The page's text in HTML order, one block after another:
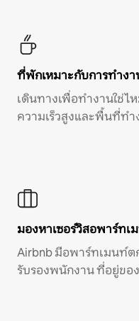
ที่พักเหมาะกับการทำง
เดินทางเพื่อทำงานใช่ไ
ความเร็วสูงและพื้นที่ทำ
มองหาเซอร์วิสอพาร์ทเ
Airbnb มีอพาร์ทเมนท์ต
รับรองพนักงาน ที่อยู่ขอ